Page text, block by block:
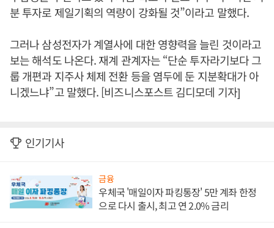
분 투자로 제일기획의 역량이 강화될 것”이라고 말했다.
그러나 삼성전자가 계열사에 대한 영향력을 늘린 것이라고
보는 해석도 나온다. 재계 관계자는 “단순 투자라기보다 그
룹 개편과 지주사 체제 전환 등을 염두에 둔 지분확대가 아
니겠느냐”고 말했다. [비즈니스포스트 김디모데 기자]
인기기사
금융
우체국 '매일이자 파킹통장' 5만 계좌 한정
으로 다시 출시, 최고 연 2.0% 금리